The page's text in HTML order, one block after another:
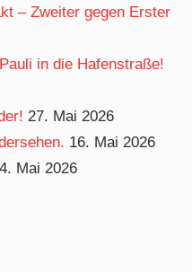
– Zweiter gegen Erster
in die Hafenstraße!
27. Mai 2026
16. Mai 2026
Mai 2026